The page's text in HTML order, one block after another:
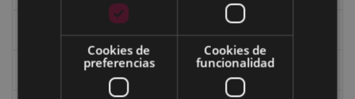
Cookies de
preferencias
Cookies de
funcionalidad